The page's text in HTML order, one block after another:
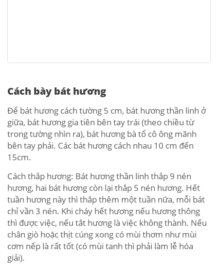
Cách bày bát hương
Để bát hương cách tường 5 cm, bát hương thần linh ở
giữa, bát hương gia tiên bên tay trái (theo chiều từ
trong tường nhìn ra), bát hương bà tổ cô ông mãnh
bên tay phải. Các bát hương cách nhau 10 cm đến
15cm.
Cách thắp hương: Bát hương thần linh thắp 9 nén
hương, hai bát hương còn lại thắp 5 nén hương. Hết
tuần hương này thì thắp thêm một tuần nữa, mỗi bát
chỉ vần 3 nén. Khi cháy hết hương nếu hương thông
thì được việc, nếu tắt hương là việc không thành. Nếu
chân giò hoặc thịt cúng xong có mùi thơm như mùi
cơm nếp là rất tốt (có mùi tanh thì phải làm lễ hóa
giải).